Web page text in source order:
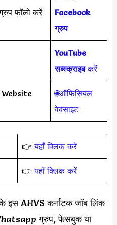
फॉलो करें
Facebook
ग्रुप
YouTube
सब्स्क्राइबकरें
🌐ऑफिसियल
वेबसाइट
👉यहाँ क्लिक करें
👉यहाँ क्लिक करें
इस AHVS कर्नाटक जॉब लिंक
ग्रुप, फेसबुक या